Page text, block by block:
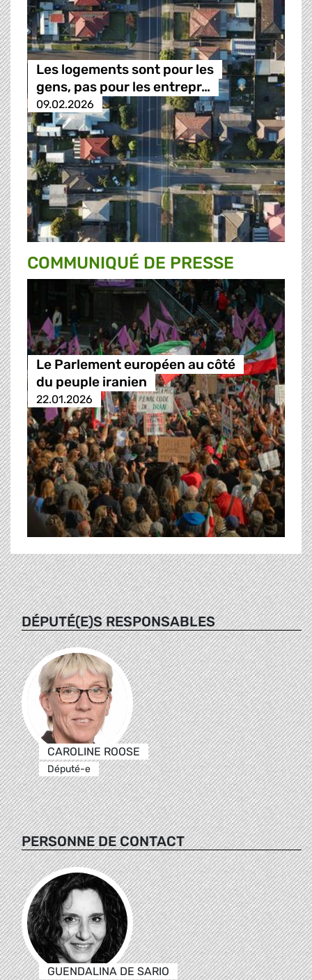
Les logements sont pour les
gens, pas pour les entrepr…
09.02.2026
COMMUNIQUÉ DE PRESSE
Le Parlement européen au côté
du peuple iranien
22.01.2026
DÉPUTÉ(E)S RESPONSABLES
CAROLINE ROOSE
Député-e
PERSONNE DE CONTACT
GUENDALINA DE SARIO